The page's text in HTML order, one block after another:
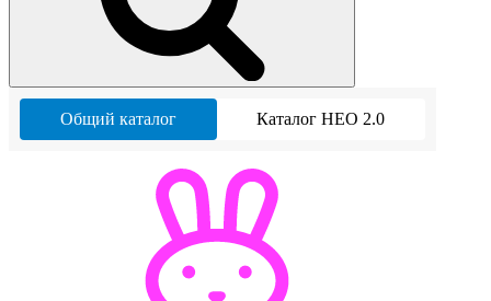
Общий каталог Каталог НЕО 2.0